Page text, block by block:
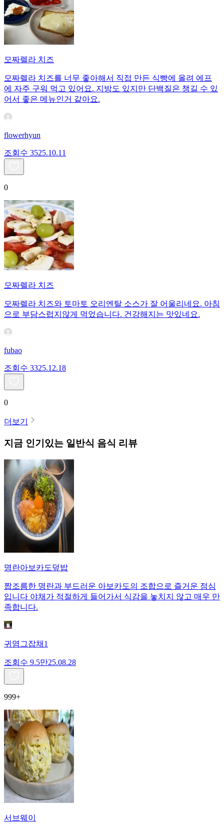
모짜렐라 치즈
모짜렐라 치즈를 너무 좋아해서 직접 만든 식빵에 올려 에프
에 자주 구워 먹고 있어요. 지방도 있지만 단백질은 챙길 수 있
어서 좋은 메뉴인거 같아요.
flowerhyun
조회수 3525.10.11
0
모짜렐라 치즈
모짜렐라 치즈와 토마토 오리엔탈 소스가 잘 어울리네요. 아침
으로 부담스럽지않게 먹었습니다. 건강해지는 맛있네요.
fubao
조회수 3325.12.18
0
더보기
지금 인기있는 일반식 음식 리뷰
명란아보카도덮밥
짭조름한 명란과 부드러운 아보카도의 조합으로 즐거운 점심
입니다 야채가 적절하게 들어가서 식감을 놓치지 않고 매우 만
족합니다.
귀염그잡채1
조회수 9.5만25.08.28
999+
서브웨이